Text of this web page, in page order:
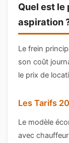
Quel est
aspiration
Le frein
son coût
le prix de
Les Tarifs
Le modèle
avec